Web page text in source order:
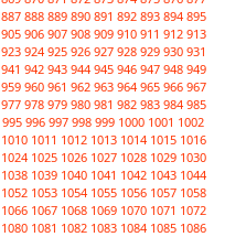
887 888 889 890 891 892 893 894 895
905 906 907 908 909 910 911 912 913
923 924 925 926 927 928 929 930 931
941 942 943 944 945 946 947 948 949
959 960 961 962 963 964 965 966 967
977 978 979 980 981 982 983 984 985
995 996 997 998 999 1000 1001 1002
1010 1011 1012 1013 1014 1015 1016
1024 1025 1026 1027 1028 1029 1030
1038 1039 1040 1041 1042 1043 1044
1052 1053 1054 1055 1056 1057 1058
1066 1067 1068 1069 1070 1071 1072
1080 1081 1082 1083 1084 1085 1086